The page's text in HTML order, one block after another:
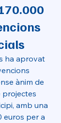
ha aprovat
ànim de
projectes
amb una
euros per a